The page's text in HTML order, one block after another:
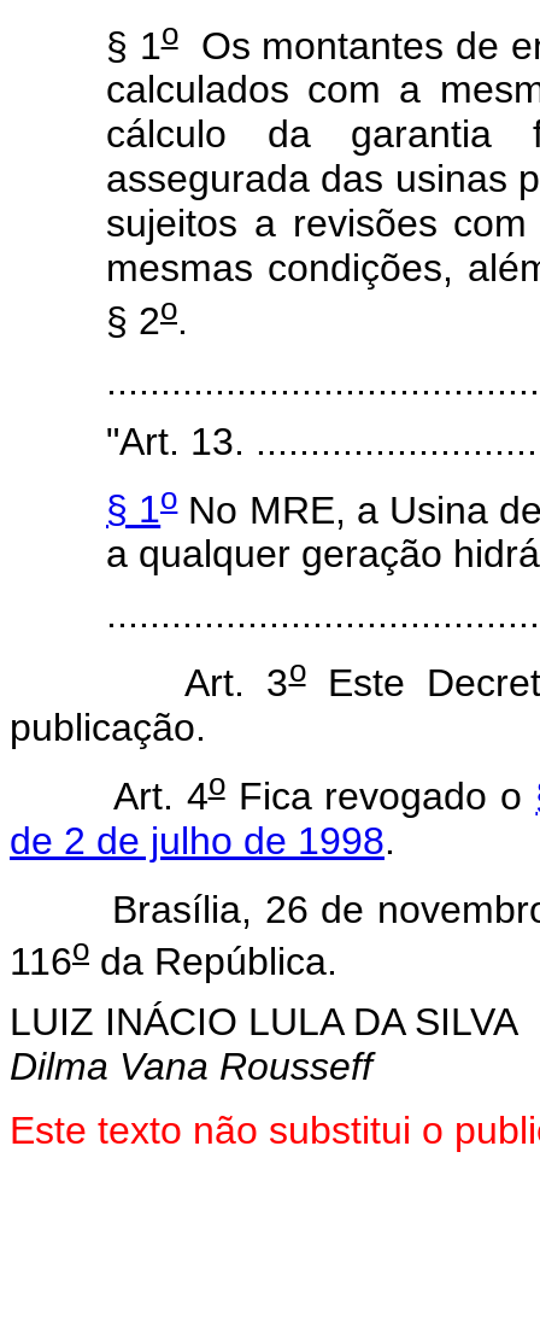
§ 1o
Os montantes de
calculados com a
cálculo da
assegurada das usinas
sujeitos a revisões
mesmas condições,
§ 2o.
"Art. 13.
§ 1oNo MRE, a Usina
a qualquer geração
Art. 3oEste
publicação.
Art. 4oFica revogado o
de 2 de julho de 1998.
Brasília, 26 de novembro
116o da República.
LUIZ INÁCIO LULA DA SILVA
Dilma Vana Rousseff
Este texto não substitui o